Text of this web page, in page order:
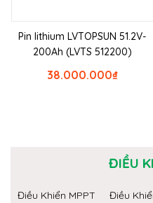
Pin lithium LVTOPSUN 51.2V-
200Ah (LVTS 512200)
₫
38.000.000
ĐIỀU
Điều Khiển MPPT Điều